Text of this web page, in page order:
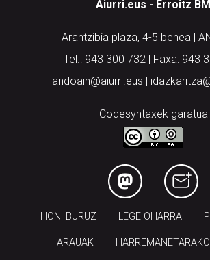
Aiurri.eus - Erroitz BM
Arantzibia plaza, 4-5 behea |
Tel.: 943 300 732 | Faxa: 943
andoain@aiurri.eus |
Codesyntaxek garatua
HONI BURUZ LEGE OHARRA
ARAUAK HARREMANETARAKO